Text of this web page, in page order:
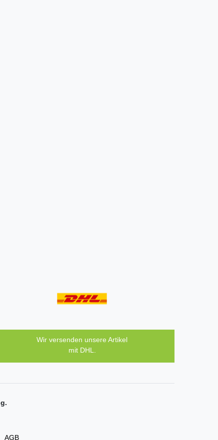
Wir versenden unsere Artikel
mit DHL.
AGB